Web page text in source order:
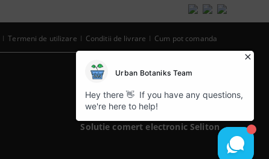
Termeni de utilizare Conditii de livrare Cum pot comanda
Informatiile mele personale
Solutie comert electronic Seliton